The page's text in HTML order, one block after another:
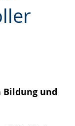
und